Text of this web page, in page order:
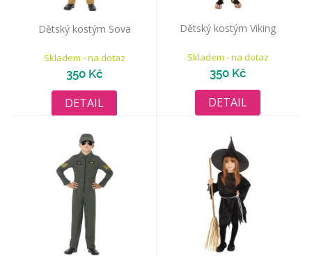
Dětský kostým Sova
Skladem - na dotaz
350 Kč
DETAIL
Dětský kostým Viking
Skladem - na dotaz
350 Kč
DETAIL